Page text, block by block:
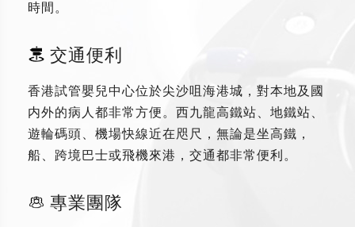
時間。
交通便利
香港試管嬰兒中心位於尖沙咀海港城，對本地及國
内外的病人都非常方便。西九龍高鐵站、地鐵站、
遊輪碼頭、機場快線近在咫尺，無論是坐高鐵，
船、跨境巴士或飛機來港，交通都非常便利。
專業團隊